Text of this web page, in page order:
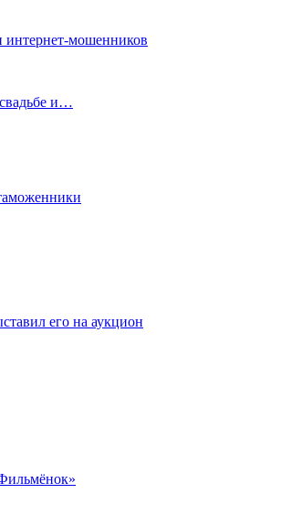
интернет-мошенников
и…
его на аукцион